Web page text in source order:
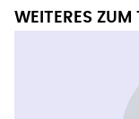
WEITERES ZUM